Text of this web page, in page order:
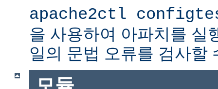
apache2ctl
을 사용하여 아파치를 실
일의 문법 오류를 검사할